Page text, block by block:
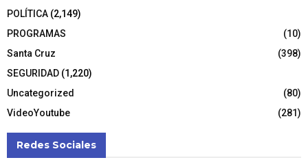
POLÍTICA (2,149)
PROGRAMAS
(10)
Santa Cruz
(398)
SEGURIDAD (1,220)
Uncategorized
(80)
VideoYoutube
(281)
Redes Sociales